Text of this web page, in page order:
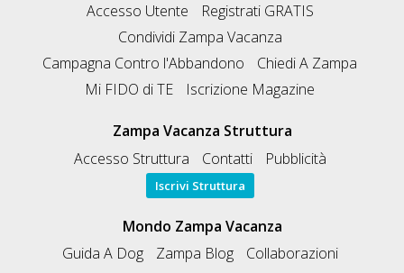
Accesso Utente
Registrati GRATIS
Condividi Zampa Vacanza
Campagna Contro l'Abbandono
Chiedi A Zampa
Mi FIDO di TE
Iscrizione Magazine
Zampa Vacanza Struttura
Accesso Struttura
Contatti Pubblicità
Iscrivi Struttura
Mondo Zampa Vacanza
Guida A Dog
Zampa Blog
Collaborazioni